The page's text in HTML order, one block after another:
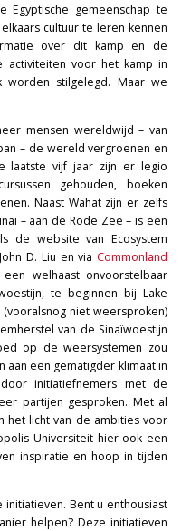
Egyptische gemeenschap te
cultuur te leren kennen
over dit kamp en de
activiteiten voor het kamp in
worden stilgelegd. Maar we
mensen wereldwijd – van
– de wereld vergroenen en
laatste vijf jaar zijn er legio
gehouden, boeken
Naast Wahat zijn er zelfs
– aan de Rode Zee – is een
de website van Ecosystem
D. Liu en via Commonland
welhaast onvoorstelbaar
te beginnen bij Lake
niet weersproken)
van de Sinaïwoestijn
op de weersystemen zou
aan een gematigder klimaat in
initiatiefnemers met de
partijen gesproken. Met al
het licht van de ambities voor
Universiteit hier ook een
inspiratie en hoop in tijden
Bent u enthousiast
helpen? Deze initiatieven